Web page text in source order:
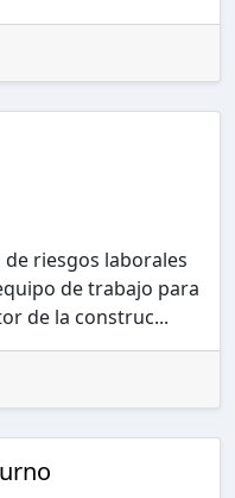
riesgos laborales
de trabajo para
de la construc...